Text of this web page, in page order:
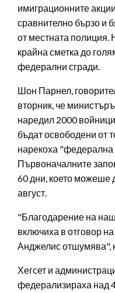
имиграционните
сравнително бързо и
от местната полиция.
крайна сметка до
федерални сгради.
Шон Парнел,
вторник, че
наредил 2000
бъдат освободени от
нарекоха "федерална
Първоначалните
60 дни, което можеше
август.
"Благодарение на
включиха в отговор
Анджелис отшумява",
Хегсет и
федерализираха над